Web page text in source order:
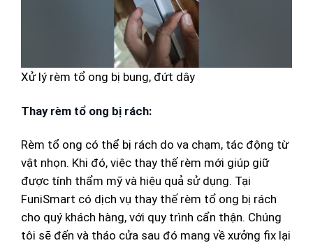
Xử lý rèm tổ ong bị bung, đứt dây
Thay rèm tổ ong bị rách:
Rèm tổ ong có thể bị rách do va chạm, tác động từ
vật nhọn. Khi đó, việc thay thế rèm mới giúp giữ
được tính thẩm mỹ và hiệu quả sử dụng. Tại
FuniSmart có dịch vụ thay thế rèm tổ ong bị rách
cho quý khách hàng, với quy trình cẩn thận. Chúng
tôi sẽ đến và tháo cửa sau đó mang về xưởng fix lại